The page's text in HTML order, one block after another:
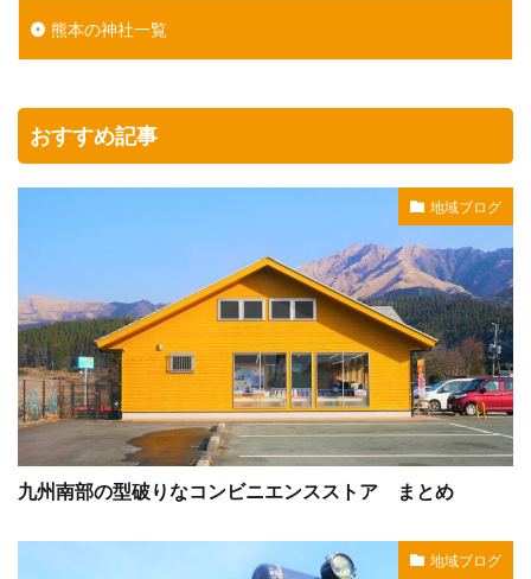
熊本の神社一覧
おすすめ記事
地域ブログ
九州南部の型破りなコンビニエンスストア まとめ
地域ブログ